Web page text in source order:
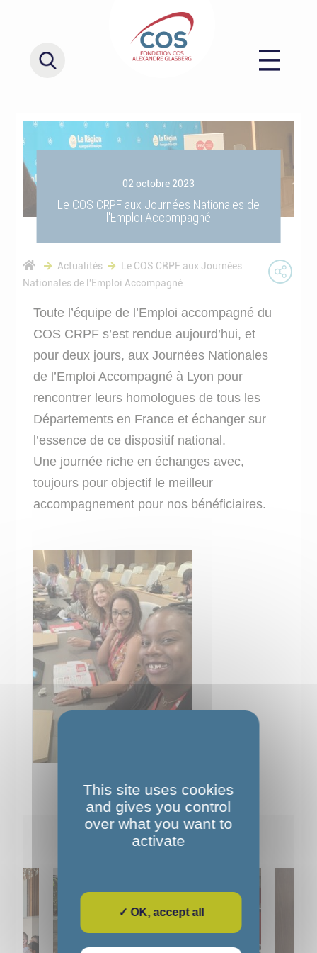
02 octobre 2023
Le COS CRPF aux Journées Nationales de
l'Emploi Accompagné
Actualités
Le COS CRPF aux Journées
Nationales de l'Emploi Accompagné
Toute l’équipe de l’Emploi accompagné du
COS CRPF s’est rendue aujourd’hui, et
pour deux jours, aux Journées Nationales
de l’Emploi Accompagné à Lyon pour
rencontrer leurs homologues de tous les
Départements en France et échanger sur
l’essence de ce dispositif national.
Une journée riche en échanges avec,
toujours pour objectif le meilleur
accompagnement pour nos bénéficiaires.
Pour aller plus loin
This site uses cookies
and gives you control
over what you want to
activate
✓ OK, accept all